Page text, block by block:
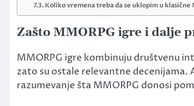
Koliko vremena treba da se uklopim u
Zašto MMORPG igre i dalje
MMORPG igre kombinuju društvenu
zato su ostale relevantne decenijama.
razumevanje šta MMORPG donosi